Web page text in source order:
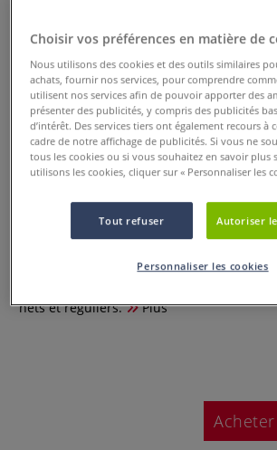
Ruban de masquage
2 Commentaires
Ruban de masquage adhésif crêpé pour
nets et réguliers.
Plus
Choisir vos préférences en matière de
Nous utilisons des cookies et des outils similaires
achats, fournir nos services, pour comprendre
utilisent nos services afin de pouvoir apporter des
présenter des publicités, y compris des publicités
d’intérêt. Des services tiers ont également recours à
cadre de notre affichage de publicités. Si vous ne
tous les cookies ou si vous souhaitez en savoir plus
utilisons les cookies, cliquer sur « Personnaliser les
Tout refuser Autoriser
Personnaliser les cookies